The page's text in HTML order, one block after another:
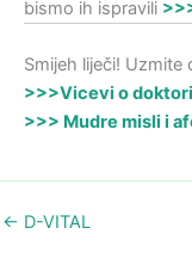
bismo ih ispravili
Smijeh liječi!
>>>Vicevi o
>>> Mudre misli i
← D-VITAL